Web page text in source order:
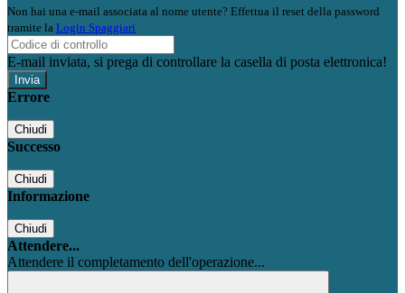
Non hai una e-mail associata al nome utente? Effettua il reset della password
tramite la Login Spaggiari
E-mail inviata, si prega di controllare la casella di posta elettronica!
Errore
Chiudi
Successo
Chiudi
Informazione
Chiudi
Attendere...
Attendere il completamento dell'operazione...